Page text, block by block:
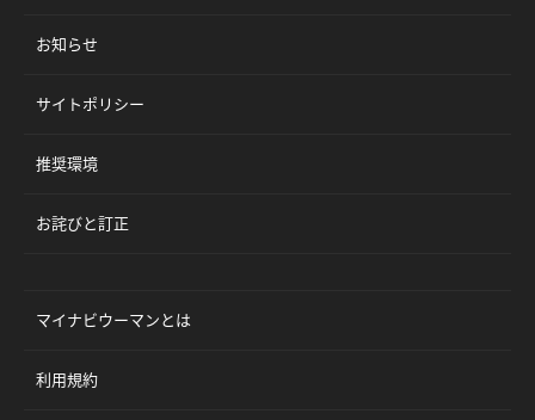
お知らせ
サイトポリシー
推奨環境
お詫びと訂正
マイナビウーマンとは
利用規約